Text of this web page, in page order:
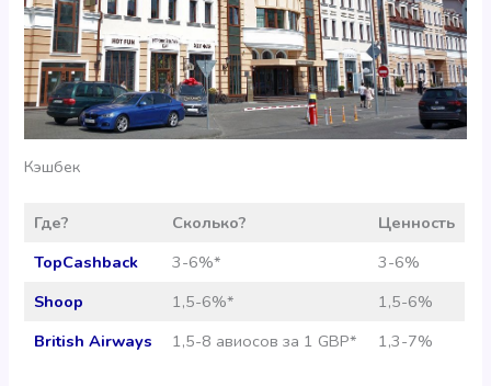
Кэшбек
Где? Сколько?
Ценность
TopCashback
3-6%*
3-6%
Shoop
1,5-6%*
1,5-6%
British Airways
1,5-8 авиосов за 1 GBP* 1,3-7%